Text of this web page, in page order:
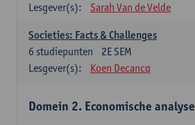
Lesgever(s):
Sarah Van de Velde
Societies: Facts & Challenges
2E SEM
6 studiepunten
Lesgever(s):
Koen Decancq
Domein 2. Economische analyse